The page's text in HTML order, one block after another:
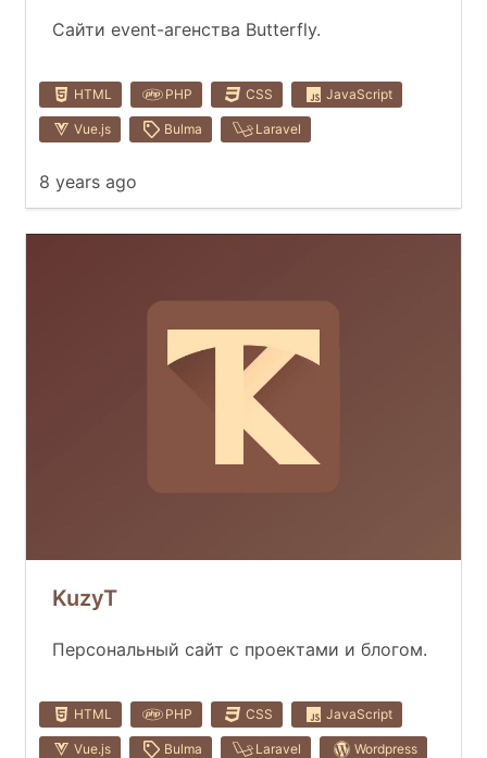
Сайти event-агенства Butterfly.
HTML PHP CSS JavaScript
Vue.js Bulma Laravel
8 years ago
KuzyT
Персональный сайт с проектами и блогом.
HTML PHP CSS JavaScript
Vue.js Bulma Laravel Wordpress